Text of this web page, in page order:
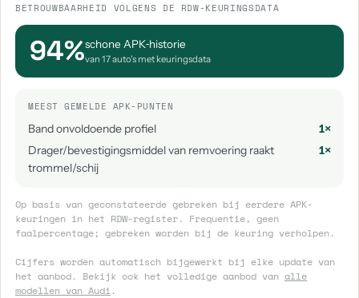
BETROUWBAARHEID VOLGENS DE RDW-KEURINGSDATA
94%schone APK‑historie
van 17 auto's met keuringsdata
MEEST GEMELDE APK-PUNTEN
Band onvoldoende profiel
1×
Drager/bevestigingsmiddel van remvoering raakt
trommel/schij
1×
Op basis van geconstateerde gebreken bij eerdere APK-
keuringen in het RDW-register. Frequentie, geen
faalpercentage; gebreken worden bij de keuring verholpen.
Cijfers worden automatisch bijgewerkt bij elke update van
het aanbod. Bekijk ook het volledige aanbod van alle
modellen van Audi .